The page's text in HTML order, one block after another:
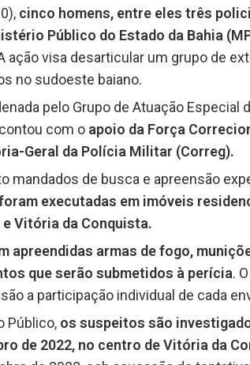
cinco homens, entre eles três
Público do Estado da Bahia
ação visa desarticular um grupo de
no sudoeste baiano.
pelo Grupo de Atuação
com o apoio da Força
Geral da Polícia Militar (Correg).
mandados de busca e apreensão
executadas em imóveis
Vitória da Conquista.
apreendidas armas de fogo,
que serão submetidos à perícia.
a participação individual de cada
Público, os suspeitos são
de 2022, no centro de Vitória da